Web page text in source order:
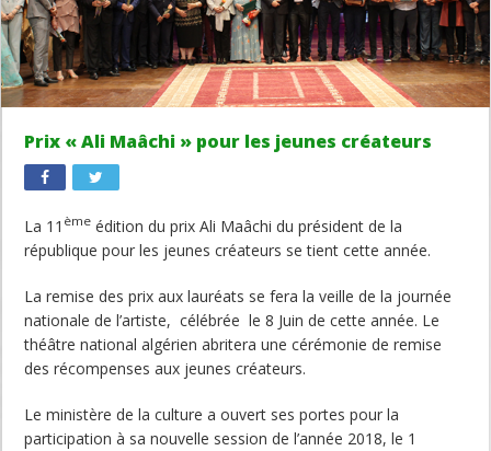
Prix « Ali Maâchi » pour les jeunes créateurs
La 11 ème édition du prix Ali Maâchi du président de la
république pour les jeunes créateurs se tient cette année.
La remise des prix aux lauréats se fera la veille de la journée
nationale de l’artiste, célébrée le 8 Juin de cette année. Le
théâtre national algérien abritera une cérémonie de remise
des récompenses aux jeunes créateurs.
Le ministère de la culture a ouvert ses portes pour la
participation à sa nouvelle session de l’année 2018, le 1